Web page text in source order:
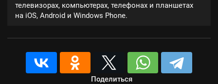
телевизорах, компьютерах, телефонах и планшетах
на iOS, Android и Windows Phone.
Поделиться